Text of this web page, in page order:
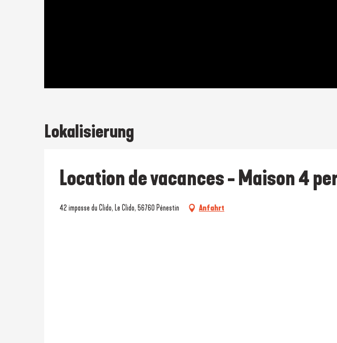
Lokalisierung
Location de vacances - Maison 4
42 impasse du Clido, Le Clido, 56760 Pénestin Anfahrt